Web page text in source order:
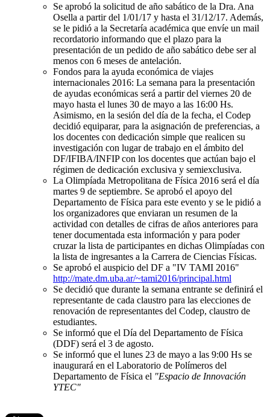
Se aprobó la solicitud de año sabático de la Dra. Ana
Osella a partir del 1/01/17 y hasta el 31/12/17. Además,
se le pidió a la Secretaría académica que envíe un mail
recordatorio informando que el plazo para la
presentación de un pedido de año sabático debe ser al
menos con 6 meses de antelación.
Fondos para la ayuda económica de viajes
internacionales 2016: La semana para la presentación
de ayudas económicas será a partir del viernes 20 de
mayo hasta el lunes 30 de mayo a las 16:00 Hs.
Asimismo, en la sesión del día de la fecha, el Codep
decidió equiparar, para la asignación de preferencias, a
los docentes con dedicación simple que realicen su
investigación con lugar de trabajo en el ámbito del
DF/IFIBA/INFIP con los docentes que actúan bajo el
régimen de dedicación exclusiva y semiexclusiva.
La Olimpíada Metropolitana de Física 2016 será el día
martes 9 de septiembre. Se aprobó el apoyo del
Departamento de Física para este evento y se le pidió a
los organizadores que enviaran un resumen de la
actividad con detalles de cifras de años anteriores para
tener documentada esta información y para poder
cruzar la lista de participantes en dichas Olimpíadas con
la lista de ingresantes a la Carrera de Ciencias Físicas.
Se aprobó el auspicio del DF a "IV TAMI 2016"
http://mate.dm.uba.ar/~tami2016/principal.html
Se decidió que durante la semana entrante se definirá el
representante de cada claustro para las elecciones de
renovación de representantes del Codep, claustro de
estudiantes.
Se informó que el Día del Departamento de Física
(DDF) será el 3 de agosto.
Se informó que el lunes 23 de mayo a las 9:00 Hs se
inaugurará en el Laboratorio de Polímeros del
Departamento de Física el "Espacio de Innovación
YTEC"